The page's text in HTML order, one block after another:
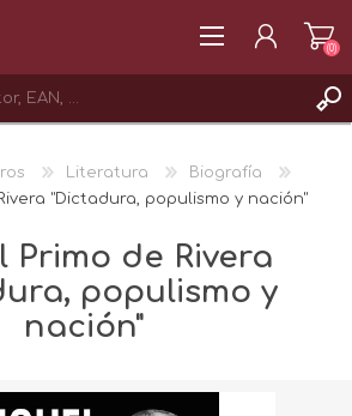
(0)
Literatura
Biografía
"Dictadura, populismo y nación"
Primo de Rivera
populismo y
nación"